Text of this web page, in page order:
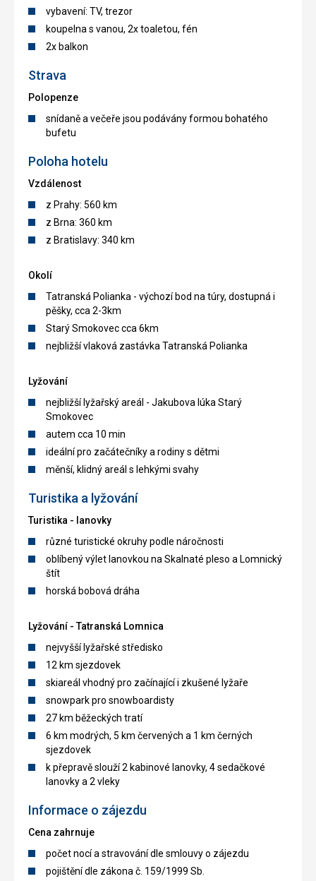
vybavení: TV, trezor
koupelna s vanou, 2x toaletou, fén
2x balkon
Strava
Polopenze
snídaně a večeře jsou podávány formou bohatého
bufetu
Poloha hotelu
Vzdálenost
z Prahy: 560 km
z Brna: 360 km
z Bratislavy: 340 km
Okolí
Tatranská Polianka - výchozí bod na túry, dostupná i
pěšky, cca 2-3km
Starý Smokovec cca 6km
nejbližší vlaková zastávka Tatranská Polianka
Lyžování
nejbližší lyžařský areál - Jakubova lúka Starý
Smokovec
autem cca 10 min
ideální pro začátečníky a rodiny s dětmi
měnší, klidný areál s lehkými svahy
Turistika a lyžování
Turistika - lanovky
různé turistické okruhy podle náročnosti
oblíbený výlet lanovkou na Skalnaté pleso a Lomnický
štít
horská bobová dráha
Lyžování - Tatranská Lomnica
nejvyšší lyžařské středisko
12 km sjezdovek
skiareál vhodný pro začínající i zkušené lyžaře
snowpark pro snowboardisty
27 km běžeckých tratí
6 km modrých, 5 km červených a 1 km černých
sjezdovek
k přepravě slouží 2 kabinové lanovky, 4 sedačkové
lanovky a 2 vleky
Informace o zájezdu
Cena zahrnuje
počet nocí a stravování dle smlouvy o zájezdu
pojištění dle zákona č. 159/1999 Sb.